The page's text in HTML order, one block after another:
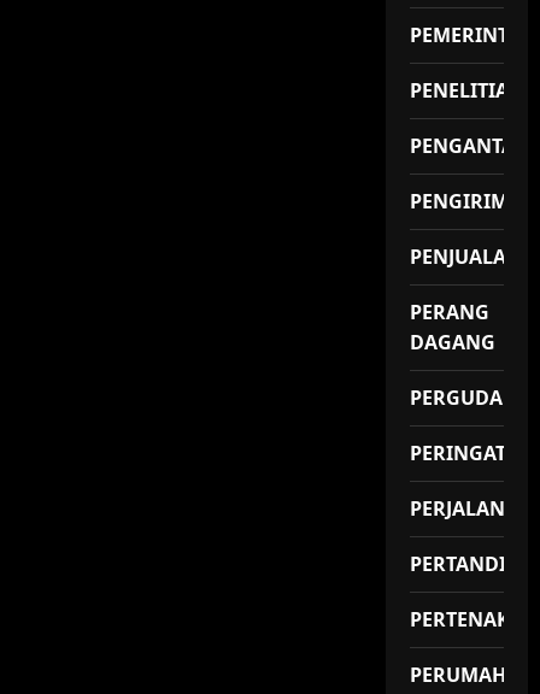
PEMERINTAH
PENELITIAN
PENGANTAR
PENGIRIMAN
PENJUALAN
PERANG
DAGANG
PERINGATAN
PERJALANAN
PERTENAKAN
PERUMAHAN